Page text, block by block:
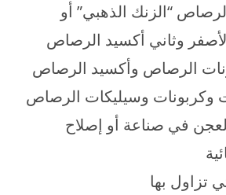
“الزنك الذهبي” أو
وثاني أكسيد الرصاص
الرصاص وأكسيد الرصاص
وكربونات وسيليكات الرصاص
في صناعة أو إصلاح
تزاول بها